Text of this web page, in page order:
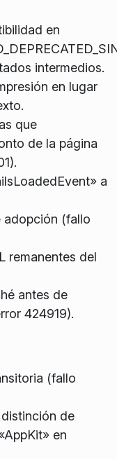
en
intermedios.
en lugar
que
de la página
a
adopción (fallo
remanentes del
antes de
424919).
(fallo
de
en